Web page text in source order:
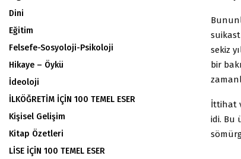
sekiz
bir
İttihat
idi. Bu
Dini
Eğitim
Felsefe-Sosyoloji-Psikoloji
Hikaye – Öykü
İdeoloji
İLKÖĞRETİM İÇİN 100 TEMEL ESER
Kişisel Gelişim
Kitap Özetleri
LİSE İÇİN 100 TEMEL ESER